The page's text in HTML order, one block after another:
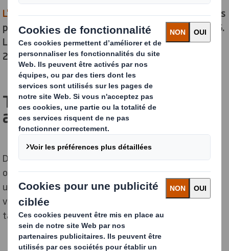
L'appel à candidaturesest désormais ouvert et les trois
partenaires retiendront vingt marques dès juillet 2026.
Le programme démarrera en France en septembre
2026.
Trois acteurs unis par une
ambition commune
Derrière REUSE FAST TRACK se trouvent trois
organisations aux expertises complémentaires. Seule
une action coordonnée des acteurs de la chaîne de
valeur permettra en effet au réemploi d’atteindre la
taille critique et d’abaisser ses coûts opérationnels.